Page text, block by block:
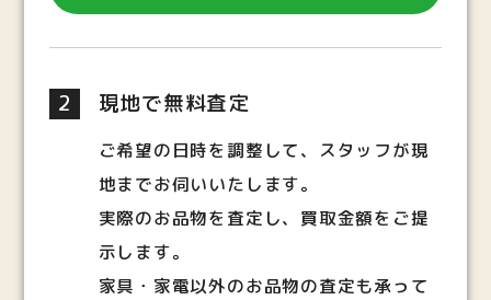
2 現地で無料査定
ご希望の日時を調整して、スタッフが現
地までお伺いいたします。
実際のお品物を査定し、買取金額をご提
示します。
家具・家電以外のお品物の査定も承って